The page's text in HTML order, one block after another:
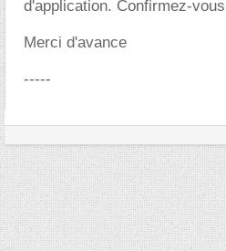
d'application. Confirmez-
Merci d'avance
-----